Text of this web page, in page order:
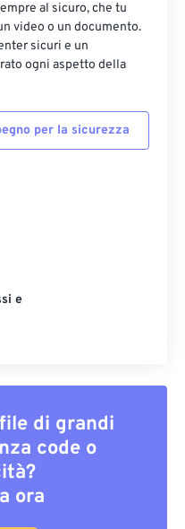
al sicuro, che tu
video o un documento.
sicuri e un
ogni aspetto della
per la sicurezza
e
di grandi
code o
ora